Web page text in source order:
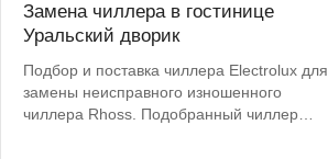
Замена чиллера в гостинице
Уральский дворик
Подбор и поставка чиллера Electrolux для
замены неисправного изношенного
чиллера Rhoss. Подобранный чиллер